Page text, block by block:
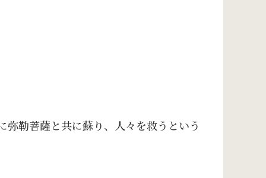
勒菩薩と共に蘇り、人々を救うという